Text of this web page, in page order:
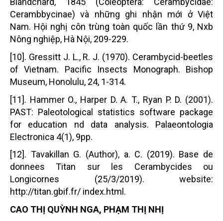
Cerambbycinae) và những ghi nhận mới ở Việt
Nam. Hội nghị côn trùng toàn quốc lần thứ 9, Nxb
Nông nghiệp, Hà Nội, 209-229.
[10]. Gressitt J. L., R. J. (1970). Cerambycid-beetles
of Vietnam. Pacific Insects Monograph. Bishop
Museum, Honolulu, 24, 1-314.
[11]. Hammer O., Harper D. A. T., Ryan P. D. (2001).
PAST: Paleotological statistics software package
for education nd data analysis. Palaeontologia
Electronica 4(1), 9pp.
[12]. Tavakillan G. (Author), a. C. (2019). Base de
donnees Titan sur les Cerambycides ou
Longicornes (25/3/2019). website:
http://titan.gbif.fr/ index.html.
CAO THỊ QUỲNH NGA, PHẠM THỊ NHỊ